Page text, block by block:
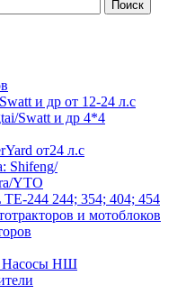
и др от 12-24 л.с
Swatt и др 4*4
от24 л.с
Shifeng/
YTO
244 244; 354; 404; 454
и мотоблоков
Насосы НШ